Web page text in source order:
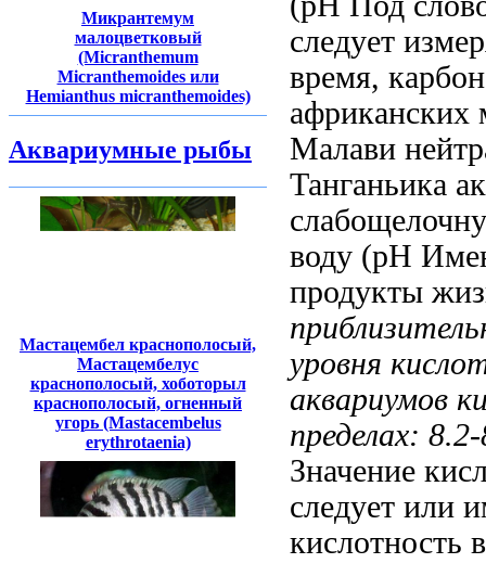
Микрантемум
малоцветковый
(Micranthemum
Micranthemoides или
Hemianthus micranthemoides)
Аквариумные рыбы
Мастацембел краснополосый,
Мастацембелус
краснополосый, хоботорыл
краснополосый, огненный
угорь (Mastacembelus
erythrotaenia)
следует
время,
африканских
Малави
Танганьика
воду (pH
продукты
уровня
аквариумов
пределах:
Значение
следует или
кислотность